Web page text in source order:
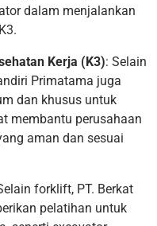
dalam menjalankan
Kerja (K3): Selain
Primatama juga
dan khusus untuk
membantu perusahaan
aman dan sesuai
forklift, PT. Berkat
pelatihan untuk